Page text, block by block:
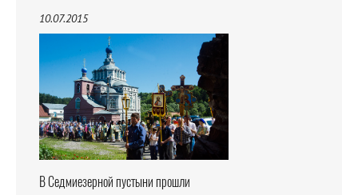
10.07.2015
В Седмиезерной пустыни прошли